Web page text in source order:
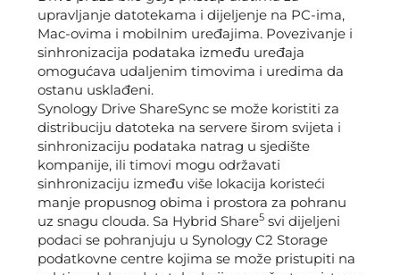
upravljanje datotekama i dijeljenje na PC-ima,
Mac-ovima i mobilnim uređajima. Povezivanje i
sinhronizacija podataka između uređaja
omogućava udaljenim timovima i uredima da
ostanu usklađeni.
Synology Drive ShareSync se može koristiti za
distribuciju datoteka na servere širom svijeta i
sinhronizaciju podataka natrag u sjedište
kompanije, ili timovi mogu održavati
sinhronizaciju između više lokacija koristeći
manje propusnog obima i prostora za pohranu
uz snagu clouda. Sa Hybrid Share5 svi dijeljeni
podaci se pohranjuju u Synology C2 Storage
podatkovne centre kojima se može pristupiti na